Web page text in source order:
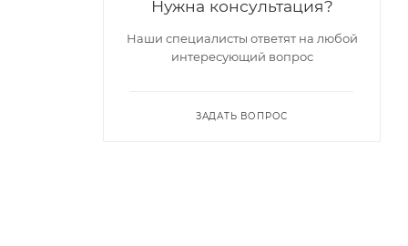
Нужна консультация?
Наши специалисты ответят на любой
интересующий вопрос
ЗАДАТЬ ВОПРОС